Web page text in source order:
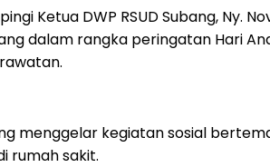
Ketua DWP RSUD Subang, Ny.
dalam rangka peringatan Hari
menggelar kegiatan sosial
rumah sakit.